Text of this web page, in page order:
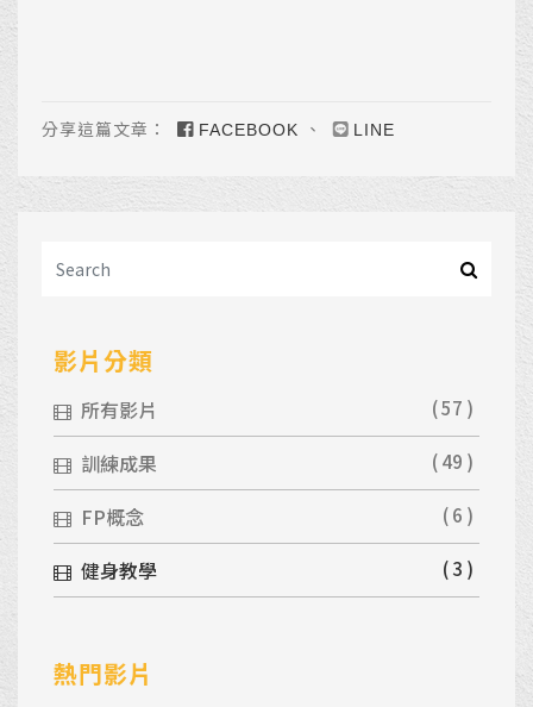
影片分類
所有影片 ( 57 )
訓練成果 ( 49 )
FP概念 ( 6 )
健身教學 ( 3 )
熱門影片
分享這篇文章： FACEBOOK 、 LINE